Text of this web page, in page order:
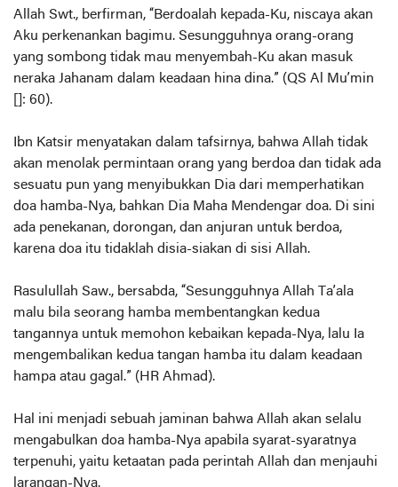
Allah Swt., berfirman, “Berdoalah kepada-Ku, niscaya akan
Aku perkenankan bagimu. Sesungguhnya orang-orang
yang sombong tidak mau menyembah-Ku akan masuk
neraka Jahanam dalam keadaan hina dina.” (QS Al Mu’min
[]: 60).
Ibn Katsir menyatakan dalam tafsirnya, bahwa Allah tidak
akan menolak permintaan orang yang berdoa dan tidak ada
sesuatu pun yang menyibukkan Dia dari memperhatikan
doa hamba-Nya, bahkan Dia Maha Mendengar doa. Di sini
ada penekanan, dorongan, dan anjuran untuk berdoa,
karena doa itu tidaklah disia-siakan di sisi Allah.
Rasulullah Saw., bersabda, “Sesungguhnya Allah Ta’ala
malu bila seorang hamba membentangkan kedua
tangannya untuk memohon kebaikan kepada-Nya, lalu Ia
mengembalikan kedua tangan hamba itu dalam keadaan
hampa atau gagal.” (HR Ahmad).
Hal ini menjadi sebuah jaminan bahwa Allah akan selalu
mengabulkan doa hamba-Nya apabila syarat-syaratnya
terpenuhi, yaitu ketaatan pada perintah Allah dan menjauhi
larangan-Nya.